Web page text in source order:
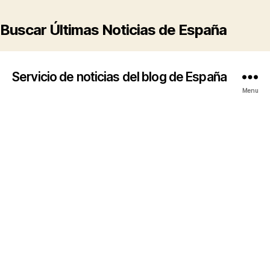
Buscar Últimas Noticias de España
Servicio de noticias del blog de España
Menu